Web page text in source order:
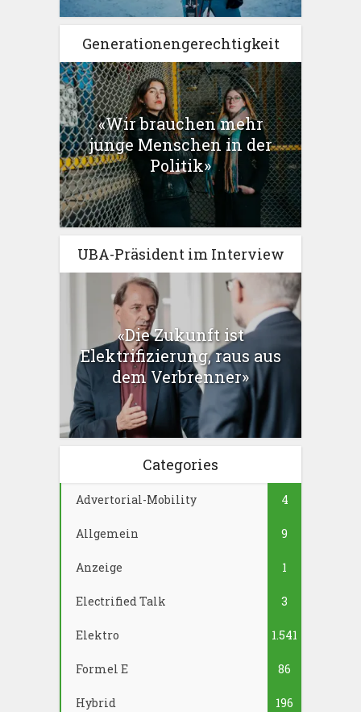
Generationengerechtigkeit
«Wir brauchen mehr
junge Menschen in der
Politik»
UBA-Präsident im Interview
«Die Zukunft ist
Elektrifizierung, raus aus
dem Verbrenner»
Categories
Advertorial-Mobility 4
Allgemein 9
Anzeige 1
Electrified Talk 3
Elektro 1.541
Formel E 86
Hybrid 196